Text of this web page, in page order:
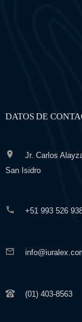
DATOS DE
Jr. Carlos
San Isidro
+51 993 526
(01) 403-8563